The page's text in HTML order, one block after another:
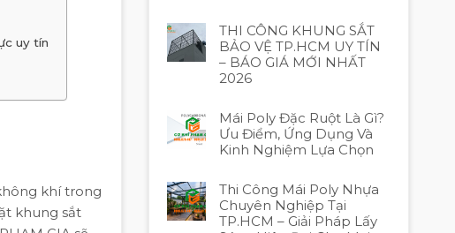
uy tín
khí trong
khung sắt
THI CÔNG KHUNG SẮT
BẢO VỆ TP.HCM UY TÍN
– BÁO GIÁ MỚI NHẤT
2026
Mái Poly Đặc Ruột Là Gì?
Ưu Điểm, Ứng Dụng Và
Kinh Nghiệm Lựa Chọn
Thi Công Mái Poly Nhựa
Chuyên Nghiệp Tại
TP.HCM – Giải Pháp Lấy